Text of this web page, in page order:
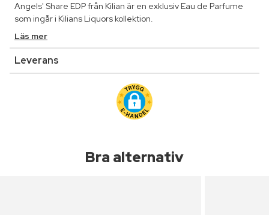
Angels' Share EDP från Kilian är en exklusiv Eau de Parfume
som ingår i Kilians Liquors kollektion.
Läs mer
Leverans
Bra alternativ